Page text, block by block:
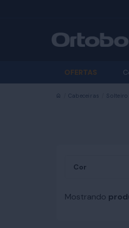
OFERTAS
Início
Cabeceiras Solteiro
Cor
Mostrando